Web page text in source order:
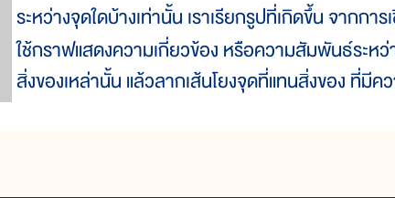
ระหว่างจุดใดบ้างเท่านั้น เราเรียกรูปที่เกิดขึ้น จากกา
ใช้กราฟแสดงความเกี่ยวข้อง หรือความสัมพันธ์ระหว่
สิ่งของเหล่านั้น แล้วลากเส้นโยงจุดที่แทนสิ่งของ ที่มี